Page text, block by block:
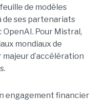
de modèles
de ses partenariats
Pour Mistral,
mondiaux de
d’accélération
engagement financier